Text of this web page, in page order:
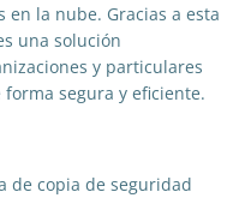
en la nube. Gracias a esta
una solución
y particulares
segura y eficiente.
de copia de seguridad